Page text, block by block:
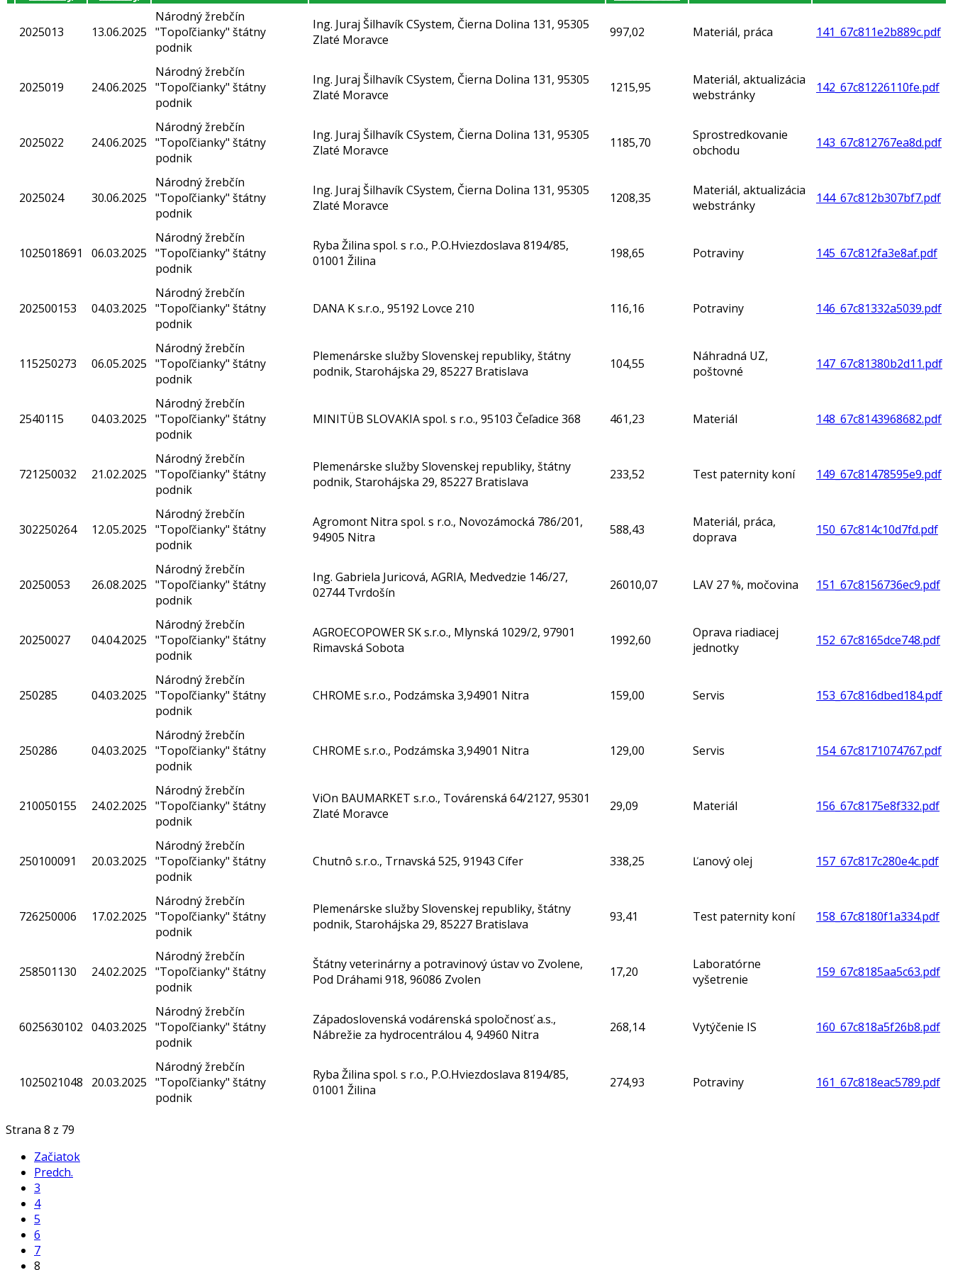
2025013 13.06.2025
Národný žrebčín
"Topoľčianky" štátny
podnik
Ing. Juraj Šilhavík CSystem, Čierna Dolina 131, 95305
Zlaté Moravce
997,02 Materiál, práca 141_67c811e2b889c.pdf
2025019 24.06.2025
Národný žrebčín
"Topoľčianky" štátny
podnik
Ing. Juraj Šilhavík CSystem, Čierna Dolina 131, 95305
Zlaté Moravce
1215,95
Materiál, aktualizácia
webstránky
142_67c81226110fe.pdf
2025022 24.06.2025
Národný žrebčín
"Topoľčianky" štátny
podnik
Ing. Juraj Šilhavík CSystem, Čierna Dolina 131, 95305
Zlaté Moravce
1185,70
Sprostredkovanie
obchodu
143_67c812767ea8d.pdf
2025024 30.06.2025
Národný žrebčín
"Topoľčianky" štátny
podnik
Ing. Juraj Šilhavík CSystem, Čierna Dolina 131, 95305
Zlaté Moravce
1208,35
Materiál, aktualizácia
webstránky
144_67c812b307bf7.pdf
1025018691 06.03.2025
Národný žrebčín
"Topoľčianky" štátny
podnik
Ryba Žilina spol. s r.o., P.O.Hviezdoslava 8194/85,
01001 Žilina
198,65 Potraviny 145_67c812fa3e8af.pdf
202500153 04.03.2025
Národný žrebčín
"Topoľčianky" štátny
podnik
DANA K s.r.o., 95192 Lovce 210 116,16 Potraviny 146_67c81332a5039.pdf
115250273 06.05.2025
Národný žrebčín
"Topoľčianky" štátny
podnik
Plemenárske služby Slovenskej republiky, štátny
podnik, Starohájska 29, 85227 Bratislava
104,55
Náhradná UZ,
poštovné
147_67c81380b2d11.pdf
2540115 04.03.2025
Národný žrebčín
"Topoľčianky" štátny
podnik
MINITÜB SLOVAKIA spol. s r.o., 95103 Čeľadice 368 461,23 Materiál 148_67c8143968682.pdf
721250032 21.02.2025
Národný žrebčín
"Topoľčianky" štátny
podnik
Plemenárske služby Slovenskej republiky, štátny
podnik, Starohájska 29, 85227 Bratislava
233,52 Test paternity koní 149_67c81478595e9.pdf
302250264 12.05.2025
Národný žrebčín
"Topoľčianky" štátny
podnik
Agromont Nitra spol. s r.o., Novozámocká 786/201,
94905 Nitra
588,43
Materiál, práca,
doprava
150_67c814c10d7fd.pdf
20250053 26.08.2025
Národný žrebčín
"Topoľčianky" štátny
podnik
Ing. Gabriela Juricová, AGRIA, Medvedzie 146/27,
02744 Tvrdošín
26010,07 LAV 27 %, močovina 151_67c8156736ec9.pdf
20250027 04.04.2025
Národný žrebčín
"Topoľčianky" štátny
podnik
AGROECOPOWER SK s.r.o., Mlynská 1029/2, 97901
Rimavská Sobota
1992,60
Oprava riadiacej
jednotky
152_67c8165dce748.pdf
250285 04.03.2025
Národný žrebčín
"Topoľčianky" štátny
podnik
CHROME s.r.o., Podzámska 3,94901 Nitra 159,00 Servis 153_67c816dbed184.pdf
250286 04.03.2025
Národný žrebčín
"Topoľčianky" štátny
podnik
CHROME s.r.o., Podzámska 3,94901 Nitra 129,00 Servis 154_67c8171074767.pdf
210050155 24.02.2025
Národný žrebčín
"Topoľčianky" štátny
podnik
ViOn BAUMARKET s.r.o., Továrenská 64/2127, 95301
Zlaté Moravce
29,09 Materiál 156_67c8175e8f332.pdf
250100091 20.03.2025
Národný žrebčín
"Topoľčianky" štátny
podnik
Chutnô s.r.o., Trnavská 525, 91943 Cífer 338,25 Ľanový olej 157_67c817c280e4c.pdf
726250006 17.02.2025
Národný žrebčín
"Topoľčianky" štátny
podnik
Plemenárske služby Slovenskej republiky, štátny
podnik, Starohájska 29, 85227 Bratislava
93,41 Test paternity koní 158_67c8180f1a334.pdf
258501130 24.02.2025
Národný žrebčín
"Topoľčianky" štátny
podnik
Štátny veterinárny a potravinový ústav vo Zvolene,
Pod Dráhami 918, 96086 Zvolen
17,20
Laboratórne
vyšetrenie
159_67c8185aa5c63.pdf
6025630102 04.03.2025
Národný žrebčín
"Topoľčianky" štátny
podnik
Západoslovenská vodárenská spoločnosť a.s.,
Nábrežie za hydrocentrálou 4, 94960 Nitra
268,14 Vytýčenie IS 160_67c818a5f26b8.pdf
1025021048 20.03.2025
Národný žrebčín
"Topoľčianky" štátny
podnik
Ryba Žilina spol. s r.o., P.O.Hviezdoslava 8194/85,
01001 Žilina
274,93 Potraviny 161_67c818eac5789.pdf
Strana 8 z 79
Začiatok
Predch.
3
4
5
6
7
8